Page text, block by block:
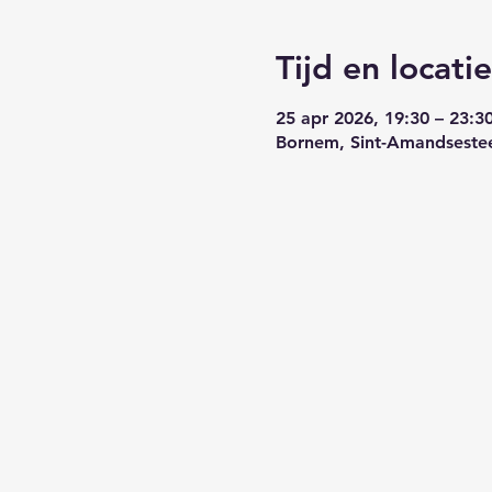
Tijd en locatie
25 apr 2026, 19:30 –
Bornem, Sint-